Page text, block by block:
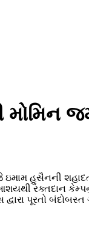
હુસૈનની
રક્તદાન
પૂરતો બંદોબસ્ત